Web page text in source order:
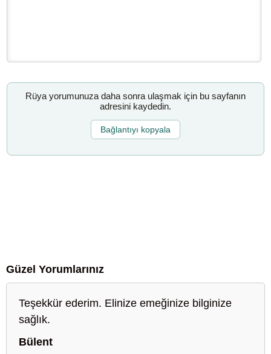
Rüya yorumunuza daha sonra ulaşmak için bu sayfanın
adresini kaydedin.
Bağlantıyı kopyala
Güzel Yorumlarınız
Teşekkür ederim. Elinize emeğinize bilginize
sağlık.
Bülent